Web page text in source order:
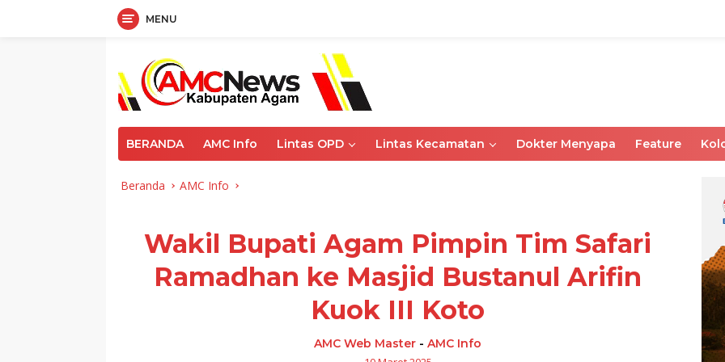
MENU
BERANDA AMC Info Lintas OPD Lintas Kecamatan Dokter Menyapa Feature
Beranda AMC Info
Wakil Bupati Agam Pimpin Tim Safari
Ramadhan ke Masjid Bustanul Arifin
Kuok III Koto
AMC Web Master -AMC Info